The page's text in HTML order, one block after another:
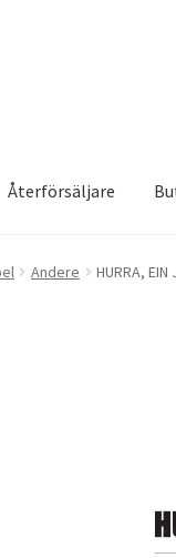
Återförsäljare
Andere HURRA, EIN